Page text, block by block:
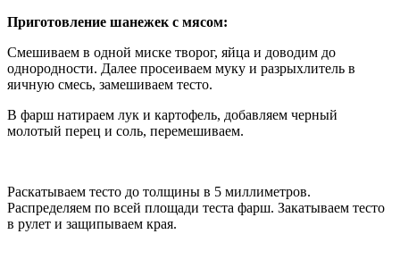
Приготовление шанежек с мясом:
Смешиваем в одной миске творог, яйца и доводим до
однородности. Далее просеиваем муку и разрыхлитель в
яичную смесь, замешиваем тесто.
В фарш натираем лук и картофель, добавляем черный
молотый перец и соль, перемешиваем.
Раскатываем тесто до толщины в 5 миллиметров.
Распределяем по всей площади теста фарш. Закатываем тесто
в рулет и защипываем края.